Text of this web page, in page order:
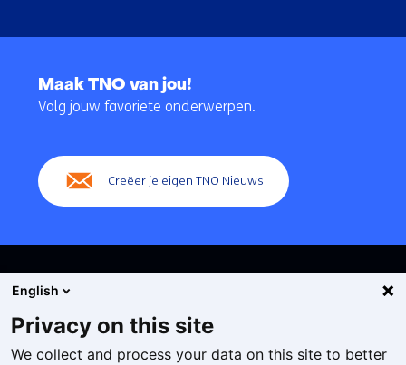
navigatie
Maak TNO van jou!
Volg jouw favoriete onderwerpen.
Creëer je eigen TNO Nieuws
Cookies
English
Privacy on this site
We collect and process your data on this site to better